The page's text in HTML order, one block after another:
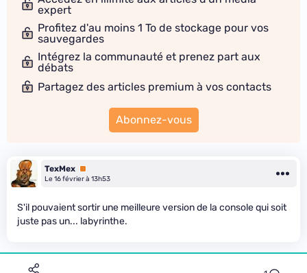
expert
Profitez d'au moins 1 To de stockage pour vos
sauvegardes
Intégrez la communauté et prenez part aux
débats
Partagez des articles premium à vos contacts
Abonnez-vous
TexMex Premium
Le 16 février à 13h53
S'il pouvaient sortir une meilleure version de la console qui soit
juste pas un... labyrinthe.